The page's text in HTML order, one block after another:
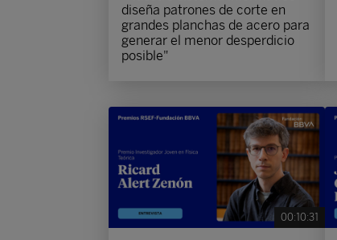
diseña patrones de corte en
grandes planchas de acero para
generar el menor desperdicio
posible"
00:10:31